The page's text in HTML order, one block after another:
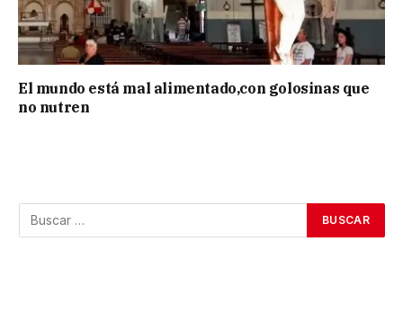
El mundo está mal alimentado,con golosinas que
no nutren